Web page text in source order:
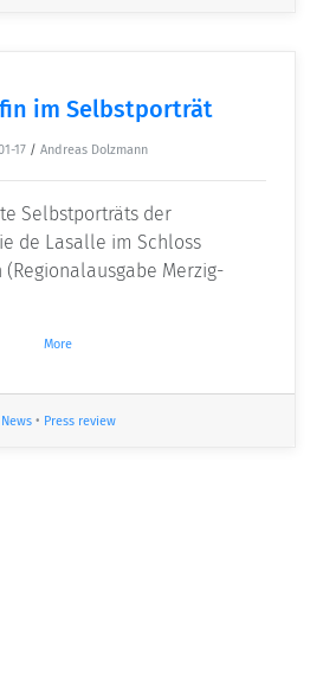
im Selbstporträt
17 / Andreas Dolzmann
Selbstporträts der
de Lasalle im Schloss
(Regionalausgabe Merzig-
More
News• Press review